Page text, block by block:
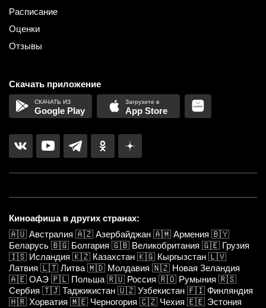
Расписание
Оценки
Отзывы
Скачать приложение
Google Play App Store
Киноафиша в других странах:
🇦🇺 Австралия 🇦🇿 Азербайджан 🇦🇲 Армения 🇧🇾
Беларусь 🇧🇬 Болгария 🇬🇧 Великобритания 🇬🇪 Грузия
🇮🇸 Исландия 🇰🇿 Казахстан 🇰🇬 Кыргызстан 🇱🇻
Латвия 🇱🇹 Литва 🇲🇩 Молдавия 🇳🇿 Новая Зеландия
🇦🇪 ОАЭ 🇵🇱 Польша 🇷🇺 Россия 🇷🇴 Румыния 🇷🇸
Сербия 🇹🇯 Таджикистан 🇺🇿 Узбекистан 🇫🇮 Финляндия
🇭🇷 Хорватия 🇲🇪 Черногория 🇨🇿 Чехия 🇪🇪 Эстония